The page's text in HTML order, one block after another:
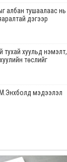
албан тушаалаас нь
дэгээр
тухай хуульд нэмэлт,
төслийг
мэдээлэл
анхны